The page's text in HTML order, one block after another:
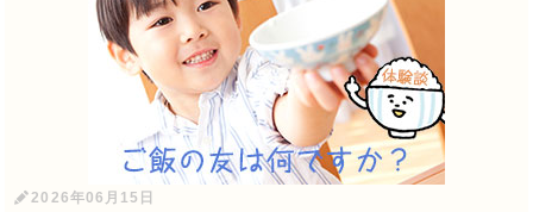
2026年06月15日